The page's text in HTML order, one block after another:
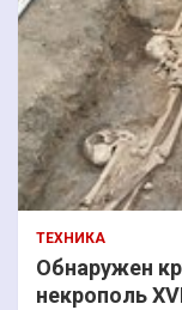
ТЕХНИКА
Обнаружен
некрополь